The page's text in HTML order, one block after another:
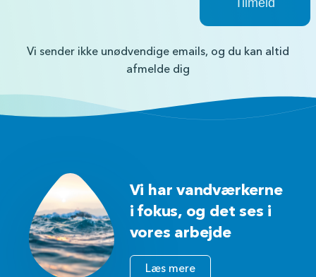
Vi sender ikke unødvendige emails, og du kan altid
afmelde dig
Vi har vandværkerne
i fokus, og det ses i
vores arbejde
Læs mere